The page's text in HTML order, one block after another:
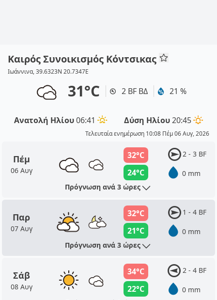
Καιρός Συνοικισμός Κόντσικας
Ιωάννινα, 39.6323N 20.7347E
31°C 2 BF ΒΔ 21 %
Ανατολή Ηλίου06:41 Δύση Ηλίου20:45
Τελευταία ενημέρωση 10:08 Πέμ 06 Αυγ, 2026
Πέμ
06 Αυγ
32°C
24°C
2 - 3 BF
0 mm
Πρόγνωση ανά 3 ώρες
Παρ
07 Αυγ
32°C
21°C
1 - 4 BF
0 mm
Πρόγνωση ανά 3 ώρες
Σάβ
08 Αυγ
34°C
22°C
2 - 4 BF
0 mm